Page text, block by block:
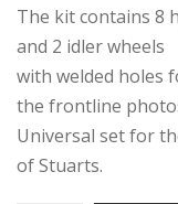
The kit contains 8
and 2 idler wheels
with welded holes
the frontline
Universal set for
of Stuarts.